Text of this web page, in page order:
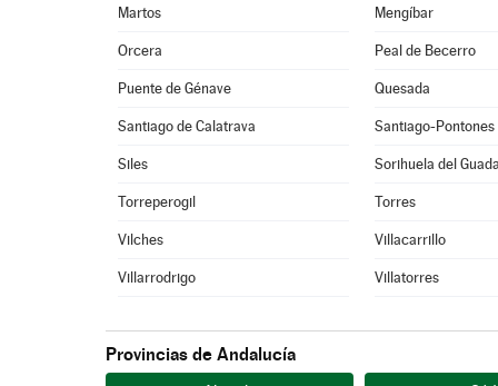
Martos Mengíbar
Orcera Peal de Becerro
Puente de Génave Quesada
Santiago de Calatrava Santiago-Pontones
Siles Sorihuela del
Torreperogil Torres
Vilches Villacarrillo
Villarrodrigo Villatorres
Provincias de Andalucía